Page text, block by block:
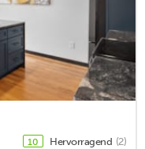
10 Hervorragend (2)